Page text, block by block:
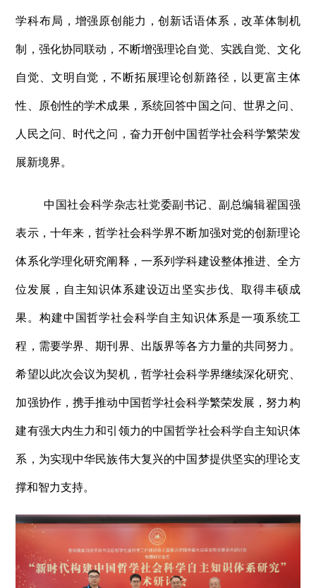
学科布局，增强原创能力，创新话语体系，改革体制机
制，强化协同联动，不断增强理论自觉、实践自觉、文化
自觉、文明自觉，不断拓展理论创新路径，以更富主体
性、原创性的学术成果，系统回答中国之问、世界之问、
人民之问、时代之问，奋力开创中国哲学社会科学繁荣发
展新境界。
中国社会科学杂志社党委副书记、副总编辑翟国强
表示，十年来，哲学社会科学界不断加强对党的创新理论
体系化学理化研究阐释，一系列学科建设整体推进、全方
位发展，自主知识体系建设迈出坚实步伐、取得丰硕成
果。构建中国哲学社会科学自主知识体系是一项系统工
程，需要学界、期刊界、出版界等各方力量的共同努力。
希望以此次会议为契机，哲学社会科学界继续深化研究、
加强协作，携手推动中国哲学社会科学繁荣发展，努力构
建有强大内生力和引领力的中国哲学社会科学自主知识体
系，为实现中华民族伟大复兴的中国梦提供坚实的理论支
撑和智力支持。